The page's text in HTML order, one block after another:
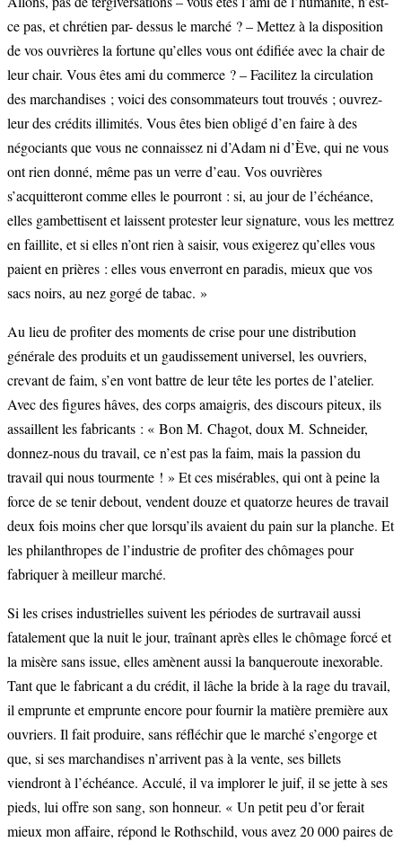
ce pas, et chrétien par- dessus le marché ? – Mettez à la disposition
de vos ouvrières la fortune qu’elles vous ont édifiée avec la chair de
leur chair. Vous êtes ami du commerce ? – Facilitez la circulation
des marchandises ; voici des consommateurs tout trouvés ; ouvrez-
leur des crédits illimités. Vous êtes bien obligé d’en faire à des
négociants que vous ne connaissez ni d’Adam ni d’Ève, qui ne vous
ont rien donné, même pas un verre d’eau. Vos ouvrières
s’acquitteront comme elles le pourront : si, au jour de l’échéance,
elles gambettisent et laissent protester leur signature, vous les mettrez
en faillite, et si elles n’ont rien à saisir, vous exigerez qu’elles vous
paient en prières : elles vous enverront en paradis, mieux que vos
sacs noirs, au nez gorgé de tabac. »
Au lieu de profiter des moments de crise pour une distribution
générale des produits et un gaudissement universel, les ouvriers,
crevant de faim, s’en vont battre de leur tête les portes de l’atelier.
Avec des figures hâves, des corps amaigris, des discours piteux, ils
assaillent les fabricants : « Bon M. Chagot, doux M. Schneider,
donnez-nous du travail, ce n’est pas la faim, mais la passion du
travail qui nous tourmente ! » Et ces misérables, qui ont à peine la
force de se tenir debout, vendent douze et quatorze heures de travail
deux fois moins cher que lorsqu’ils avaient du pain sur la planche. Et
les philanthropes de l’industrie de profiter des chômages pour
fabriquer à meilleur marché.
Si les crises industrielles suivent les périodes de surtravail aussi
fatalement que la nuit le jour, traînant après elles le chômage forcé et
la misère sans issue, elles amènent aussi la banqueroute inexorable.
Tant que le fabricant a du crédit, il lâche la bride à la rage du travail,
il emprunte et emprunte encore pour fournir la matière première aux
ouvriers. Il fait produire, sans réfléchir que le marché s’engorge et
que, si ses marchandises n’arrivent pas à la vente, ses billets
viendront à l’échéance. Acculé, il va implorer le juif, il se jette à ses
pieds, lui offre son sang, son honneur. « Un petit peu d’or ferait
mieux mon affaire, répond le Rothschild, vous avez 20 000 paires de